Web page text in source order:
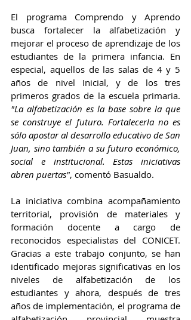
El programa Comprendo y Aprendo
busca fortalecer la alfabetización y
mejorar el proceso de aprendizaje de los
estudiantes de la primera infancia. En
especial, aquellos de las salas de 4 y 5
años de nivel Inicial, y de los tres
primeros grados de la escuela primaria.
"La alfabetización es la base sobre la que
se construye el futuro. Fortalecerla no es
sólo apostar al desarrollo educativo de San
Juan, sino también a su futuro económico,
social e institucional. Estas iniciativas
abren puertas", comentó Basualdo.
La iniciativa combina acompañamiento
territorial, provisión de materiales y
formación docente a cargo de
reconocidos especialistas del CONICET.
Gracias a este trabajo conjunto, se han
identificado mejoras significativas en los
niveles de alfabetización de los
estudiantes y ahora, después de tres
años de implementación, el programa de